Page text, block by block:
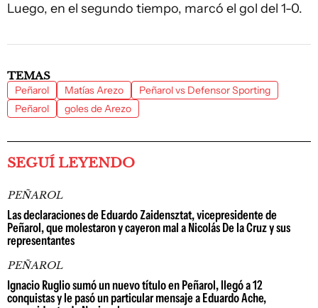
Luego, en el segundo tiempo, marcó el gol del 1-0.
TEMAS
Peñarol Matías Arezo
Peñarol vs Defensor Sporting
Peñarol
goles de Arezo
SEGUÍ LEYENDO
PEÑAROL
Las declaraciones de Eduardo Zaidensztat, vicepresidente de
Peñarol, que molestaron y cayeron mal a Nicolás De la Cruz y sus
representantes
PEÑAROL
Ignacio Ruglio sumó un nuevo título en Peñarol, llegó a 12
conquistas y le pasó un particular mensaje a Eduardo Ache,